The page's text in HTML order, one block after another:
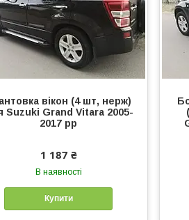
вікон (4 шт, нерж)
Suzuki Grand Vitara 2005-
2017 рр
1 187 ₴
В наявності
Купити